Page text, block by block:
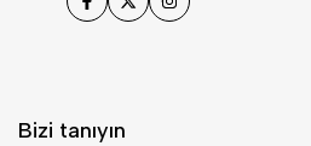
Facebook
TwitterInstagram
Bizi tanıyın